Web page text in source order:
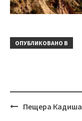
ОПУБЛИКОВАНО В
Навигация
Пещера Кадиша